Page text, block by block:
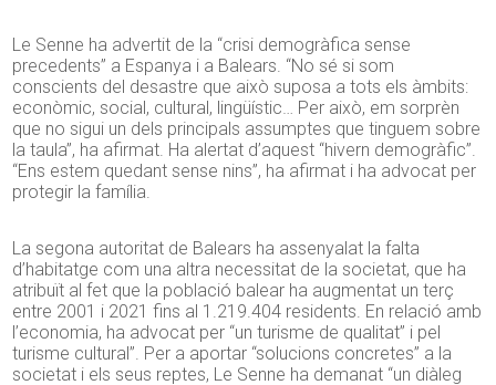
Le Senne ha advertit de la “crisi demogràfica sense
precedents” a Espanya i a Balears. “No sé si som
conscients del desastre que això suposa a tots els àmbits:
econòmic, social, cultural, lingüístic… Per això, em sorprèn
que no sigui un dels principals assumptes que tinguem sobre
la taula”, ha afirmat. Ha alertat d’aquest “hivern demogràfic”.
“Ens estem quedant sense nins”, ha afirmat i ha advocat per
protegir la família.
La segona autoritat de Balears ha assenyalat la falta
d’habitatge com una altra necessitat de la societat, que ha
atribuït al fet que la població balear ha augmentat un terç
entre 2001 i 2021 fins al 1.219.404 residents. En relació amb
l’economia, ha advocat per “un turisme de qualitat” i pel
turisme cultural”. Per a aportar “solucions concretes” a la
societat i els seus reptes, Le Senne ha demanat “un diàleg